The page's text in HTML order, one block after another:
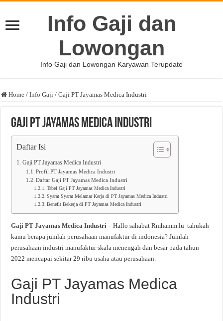
Info Gaji dan
Lowongan
Info Gaji dan Lowongan Karyawan Terupdate
Home / Info Gaji / Gaji PT Jayamas Medica Industri
Gaji PT Jayamas Medica Industri
Daftar Isi
Gaji PT Jayamas Medica Industri
Profil PT Jayamas Medica Industri
Daftar Gaji PT Jayamas Medica Industri
Tabel Gaji PT Jayamas Medica Industri
Syarat Syarat Melamar Kerja di PT Jayamas Medica Industri
Benefit Bekerja di PT Jayamas Medica Industri
Gaji PT Jayamas Medica Industri – Hallo sahabat Rmhamm.lu tahukah
kamu berapa jumlah perusahaan manufaktur di indonesia? Jumlah
perusahaan industri manufaktur skala menengah dan besar pada tahun
2022 mencapai sekitar 29 ribu usaha atau perusahaan.
Gaji PT Jayamas Medica
Industri